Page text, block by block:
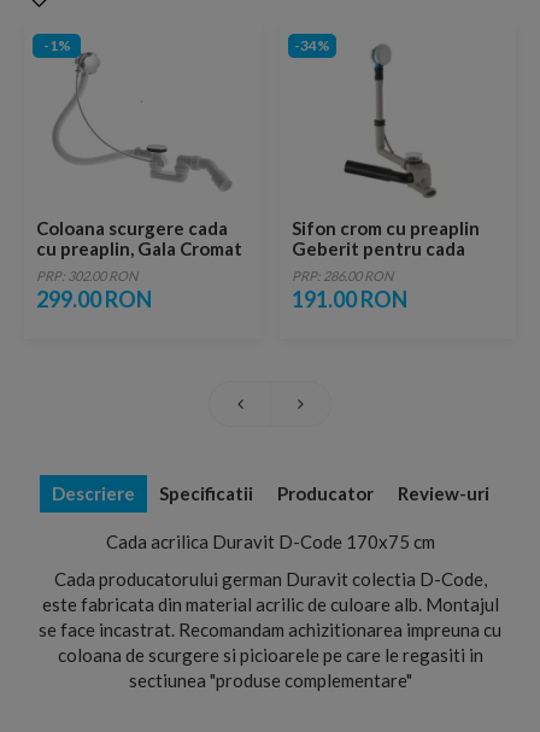
-1%
Coloana scurgere cada
cu preaplin, Gala Cromat
PRP: 302.00 RON
299.00 RON
-34%
Sifon crom cu preaplin
Geberit pentru cada
PRP: 286.00 RON
191.00 RON
Descriere Specificatii Producator Review-uri
Cada acrilica Duravit D-Code 170x75 cm
Cada producatorului german Duravit colectia D-Code,
este fabricata din material acrilic de culoare alb. Montajul
se face incastrat. Recomandam achizitionarea impreuna cu
coloana de scurgere si picioarele pe care le regasiti in
sectiunea "produse complementare"